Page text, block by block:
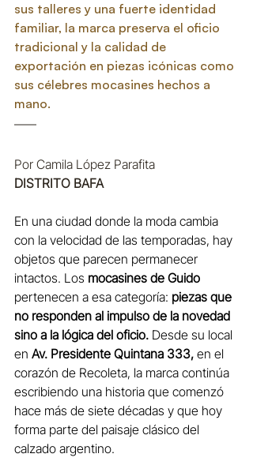
sus talleres y una fuerte identidad
familiar, la marca preserva el oficio
tradicional y la calidad de
exportación en piezas icónicas como
sus célebres mocasines hechos a
mano.
Por Camila López Parafita
DISTRITO BAFA
En una ciudad donde la moda cambia
con la velocidad de las temporadas, hay
objetos que parecen permanecer
intactos. Los mocasines de Guido
pertenecen a esa categoría: piezas que
no responden al impulso de la novedad
sino a la lógica del oficio. Desde su local
en Av. Presidente Quintana 333, en el
corazón de Recoleta, la marca continúa
escribiendo una historia que comenzó
hace más de siete décadas y que hoy
forma parte del paisaje clásico del
calzado argentino.